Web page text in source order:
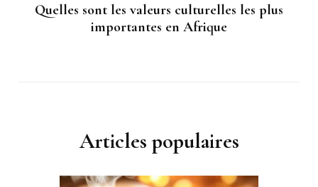
Quelles sont les valeurs culturelles les plus
importantes en Afrique
Articles populaires